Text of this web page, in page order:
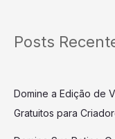
Posts
Domine a Edição de
Gratuitos para